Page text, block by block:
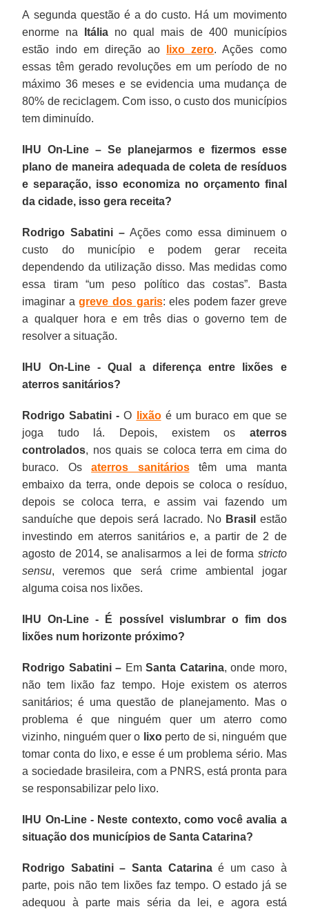
A segunda questão é a do custo. Há um movimento
enorme na
Itália no qual mais de 400 municípios
estão indo em direção ao
lixo zero. Ações como
essas têm gerado revoluções em um período de no
máximo 36 meses e se evidencia uma mudança de
80% de reciclagem. Com isso, o custo dos municípios
tem diminuído.
IHU On-Line – Se planejarmos e fizermos esse
plano de maneira adequada de coleta de resíduos
e separação, isso economiza no orçamento final
da cidade, isso gera receita?
Rodrigo Sabatini –Ações como essa diminuem o
custo do município e podem gerar receita
dependendo da utilização disso. Mas medidas como
essa tiram “um peso político das costas”. Basta
imaginar agreve dos garis: eles podem fazer greve
a qualquer hora e em três dias o governo tem de
resolver a situação.
IHU On-Line - Qual a diferença entre lixões e
aterros sanitários?
Rodrigo Sabatini - O lixãoé um buraco em que se
joga tudo lá. Depois, existem os aterros
controlados, nos quais se coloca terra em cima do
buraco. Osaterros sanitáriostêm uma manta
embaixo da terra, onde depois se coloca o resíduo,
depois se coloca terra, e assim vai fazendo um
sanduíche que depois será lacrado. No Brasil estão
investindo em aterros sanitários e, a partir de 2 de
agosto de 2014, se analisarmos a lei de forma stricto
sensu, veremos que será crime ambiental jogar
alguma coisa nos lixões.
IHU On-Line - É possível vislumbrar o fim dos
lixões num horizonte próximo?
Rodrigo Sabatini – EmSanta Catarina, onde moro,
não tem lixão faz tempo. Hoje existem os aterros
sanitários; é uma questão de planejamento. Mas o
problema é que ninguém quer um aterro como
vizinho, ninguém quer o lixoperto de si, ninguém que
tomar conta do lixo, e esse é um problema sério. Mas
a sociedade brasileira, com a PNRS, está pronta para
se responsabilizar pelo lixo.
IHU On-Line - Neste contexto, como você avalia a
situação dos municípios de Santa Catarina?
Rodrigo Sabatini – Santa Catarinaé um caso à
parte, pois não tem lixões faz tempo. O estado já se
adequou à parte mais séria da lei, e agora está